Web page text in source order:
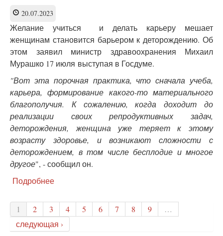
20.07.2023
Желание учиться и делать карьеру мешает
женщинам становится барьером к деторождению. Об
этом заявил министр здравоохранения Михаил
Мурашко 17 июля выступая в Госдуме.
"Вот эта порочная практика, что сначала учеба,
карьера, формирование какого-то материального
благополучия. К сожалению, когда доходит до
реализации своих репродуктивных задач,
деторождения, женщина уже теряет к этому
возрасту здоровье, и возникают сложности с
деторождением, в том числе бесплодие и многое
другое", - сообщил он.
Подробнее
здравоохранения
нашел
причину
демографического
1 2 3 4 5 6 7 8 9
…
следующая ›